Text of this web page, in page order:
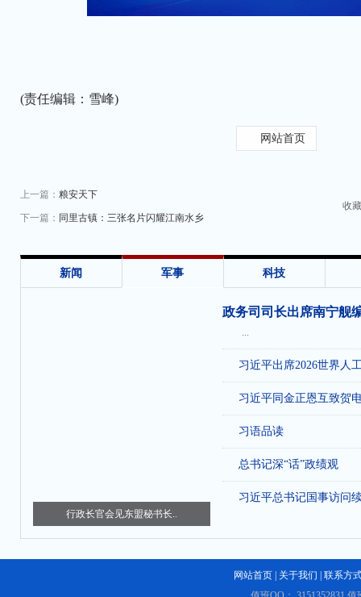
(责任编辑：雪峰)
网站首页
上一篇： 粮安天下
下一篇： 同里古镇：三张名片闪耀江南水乡
收
新闻 军事 科技
行政长官会见东盟秘书长..
政务司司长出席南宁舰
习近平出席2026世界人
习近平同金正恩互致贺
习语品读
总书记深“话”政绩观
习近平总书记国事访问
网站首页 | 关于我们 | 联系方